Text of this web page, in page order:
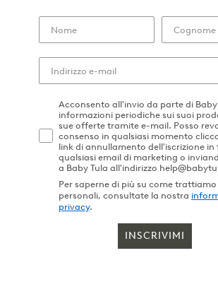
Acconsento all'invio da parte di Baby
informazioni periodiche sui suoi
sue offerte tramite e-mail. Posso
consenso in qualsiasi momento
link di annullamento dell'iscrizione in
qualsiasi email di marketing o
a Baby Tula all'indirizzo
Per saperne di più su come
personali, consultate la nostra
privacy.
INSCRIVIMI